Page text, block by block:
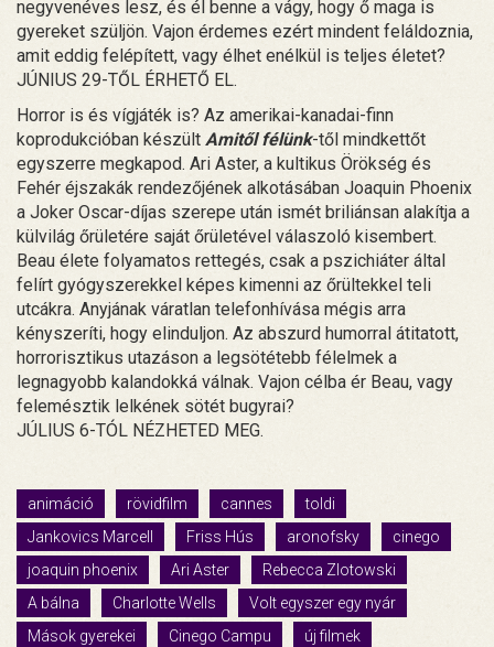
negyvenéves lesz, és él benne a vágy, hogy ő maga is
gyereket szüljön. Vajon érdemes ezért mindent feláldoznia,
amit eddig felépített, vagy élhet enélkül is teljes életet?
JÚNIUS 29-TŐL ÉRHETŐ EL.
Horror is és vígjáték is? Az amerikai-kanadai-finn
koprodukcióban készült Amitől félünk-től mindkettőt
egyszerre megkapod. Ari Aster, a kultikus Örökség és
Fehér éjszakák rendezőjének alkotásában Joaquin Phoenix
a Joker Oscar-díjas szerepe után ismét briliánsan alakítja a
külvilág őrületére saját őrületével válaszoló kisembert.
Beau élete folyamatos rettegés, csak a pszichiáter által
felírt gyógyszerekkel képes kimenni az őrültekkel teli
utcákra. Anyjának váratlan telefonhívása mégis arra
kényszeríti, hogy elinduljon. Az abszurd humorral átitatott,
horrorisztikus utazáson a legsötétebb félelmek a
legnagyobb kalandokká válnak. Vajon célba ér Beau, vagy
felemésztik lelkének sötét bugyrai?
JÚLIUS 6-TÓL NÉZHETED MEG.
animáció rövidfilm cannes
toldi
Jankovics Marcell
Friss Hús aronofsky
cinego
joaquin phoenix
Ari Aster
Rebecca Zlotowski
A bálna
Charlotte Wells
Volt egyszer egy nyár
Mások gyerekei
Cinego Campu új filmek